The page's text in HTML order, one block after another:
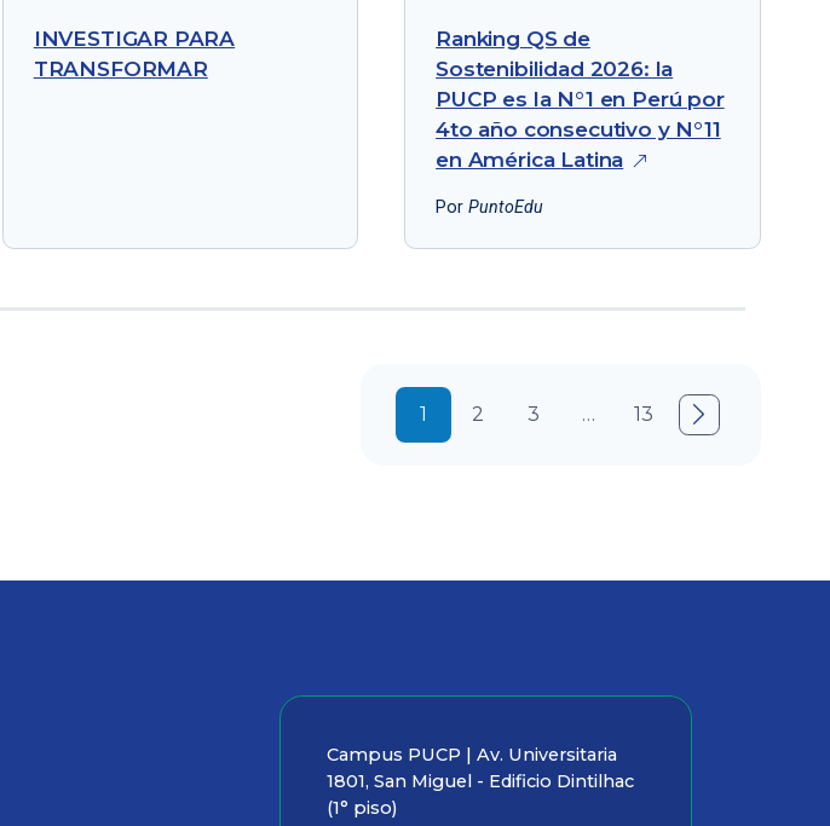
INVESTIGAR PARA
TRANSFORMAR
Ranking QS de
Sostenibilidad 2026: la
PUCP es la N°1 en Perú por
4to año consecutivo y N°11
en América Latina
PorPuntoEdu
1 2 3 … 13 
Campus PUCP | Av. Universitaria
1801, San Miguel - Edificio Dintilhac
(1° piso)